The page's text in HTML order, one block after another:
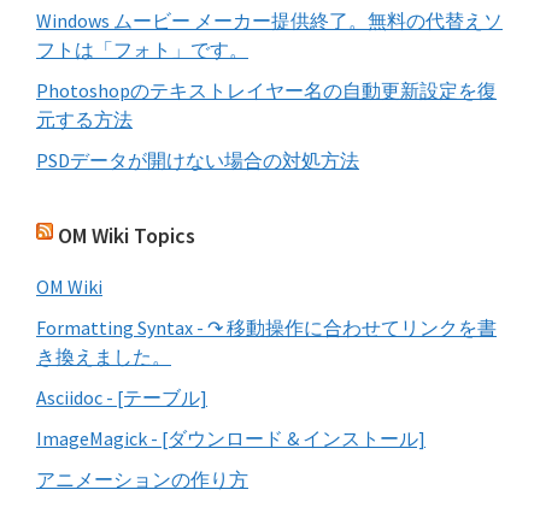
Windows ムービー メーカー提供終了。無料の代替えソ
フトは「フォト」です。
Photoshopのテキストレイヤー名の自動更新設定を復
元する方法
PSDデータが開けない場合の対処方法
OM Wiki Topics
OM Wiki
Formatting Syntax - ↷ 移動操作に合わせてリンクを書
き換えました。
Asciidoc - [テーブル]
ImageMagick - [ダウンロード & インストール]
アニメーションの作り方